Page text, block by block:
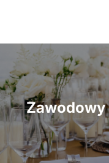
Nawigacja
wpisu